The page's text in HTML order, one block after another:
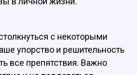
с некоторыми
упорство и решительность
все препятствия. Важно